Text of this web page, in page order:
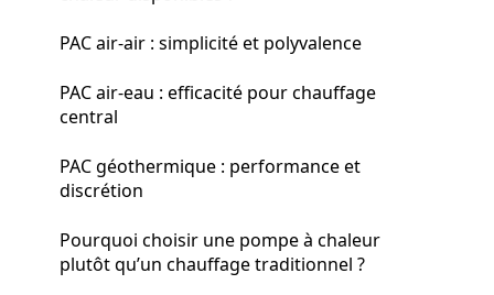
PAC air-air : simplicité et polyvalence
PAC air-eau : efficacité pour chauffage
central
PAC géothermique : performance et
discrétion
Pourquoi choisir une pompe à chaleur
plutôt qu’un chauffage traditionnel ?